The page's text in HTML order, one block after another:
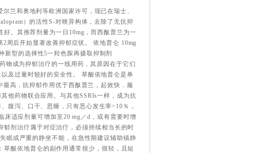
兰和奥地利等欧洲国家许可，现已在瑞士、
）的活性S-对映异构体，去除了无抗抑
。其推荐剂量为一日10mg，而西酞普兰为一
周后开始显著改善抑郁症状。 依地普仑 10mg
新型的选择性5一羟色胺再摄取抑制剂
物成为抑郁治疗的一线用药，其原因在于它们
及过量时较好的安全性。 草酸依地普仑是单
高，抗抑郁作用优于西酞普兰，起效快．服
他药物联合应用。与其他SSRIs一样，成为抗
腹泻、口干、思睡，只有恶心发生率>10％ 。
床适应剂量可增加至20 mg／d，或有需要时增
郁剂治疗属于对症治疗，必须持续相当长的时
眠或严重的静坐不能，在急性期建议辅助镇静
酸依地普仑的副作用通常很少，很轻，且短